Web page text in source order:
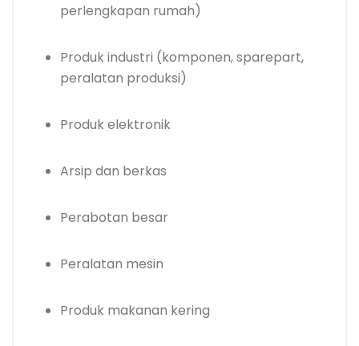
perlengkapan rumah)
Produk industri (komponen, sparepart,
peralatan produksi)
Produk elektronik
Arsip dan berkas
Perabotan besar
Peralatan mesin
Produk makanan kering